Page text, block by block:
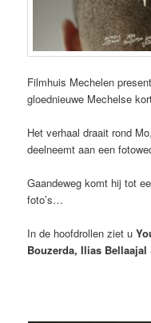
Filmhuis Mechelen
gloednieuwe Mechelse
Het verhaal draait rond
deelneemt aan een
Gaandeweg komt hij tot
foto’s…
In de hoofdrollen ziet u
Bouzerda, Ilias Bellaajal